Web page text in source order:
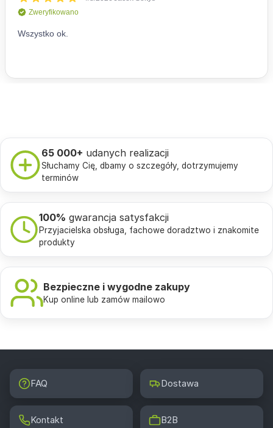
65 000+ udanych realizacji
Słuchamy Cię, dbamy o szczegóły, dotrzymujemy
terminów
100% gwarancja satysfakcji
Przyjacielska obsługa, fachowe doradztwo i znakomite
produkty
Bezpieczne i wygodne zakupy
Kup online lub zamów mailowo
FAQ Dostawa
Kontakt B2B